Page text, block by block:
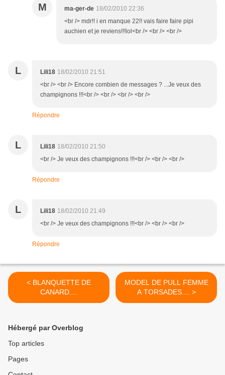
M ma-ger-de 18/02/2010 22:36
<br /> mdr!! i en manque 22!! vais faire faire pipi
auchien et je reviens!!!lol<br /> <br /> <br />
L Lili18 18/02/2010 21:51
<br /> <br /> Encore combien de messages ? ...Je veux des
champignons !!!<br /> <br /> <br /> <br />
Répondre
L Lili18 18/02/2010 21:50
<br /> Je veux des champignons !!!<br /> <br /> <br />
Répondre
L Lili18 18/02/2010 21:49
<br /> Je veux des champignons !!!<br /> <br /> <br />
Répondre
< BLANQUETTE DE
CANARD....
MODEL DE PULL FEMME
A TORSADES.... >
Hébergé par Overblog
Top articles
Pages